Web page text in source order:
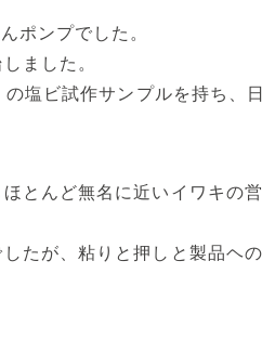
ポンプでした。
ました。
塩ビ試作サンプルを持ち、
とんど無名に近いイワキの
たが、粘りと押しと製品ヘ